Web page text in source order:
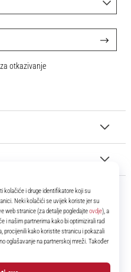
od 16 godina! Cijelo to vrijeme
iz svijeta nogometa.
otkazivanje